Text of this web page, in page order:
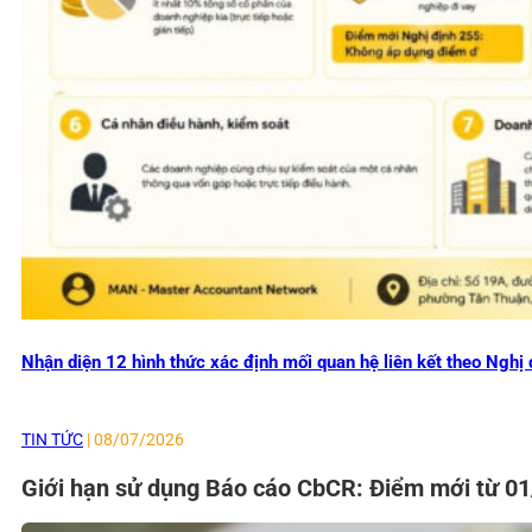
Nhận diện 12 hình thức xác định mối quan hệ liên kết theo
TIN TỨC | 08/07/2026
Giới hạn sử dụng Báo cáo CbCR: Điểm mới từ